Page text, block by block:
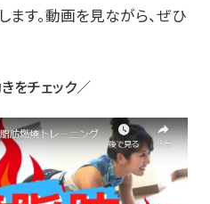
ます。動画を見ながら、ぜひ
をチェック／